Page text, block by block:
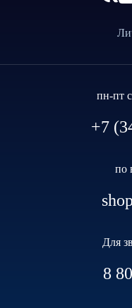
пн-пт
+7
по
Для
8